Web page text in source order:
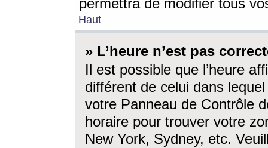
permettra de modifier tous
Haut
» L’heure n’est pas
Il est possible que l’heure
différent de celui dans
votre Panneau de Contrôle
horaire pour trouver votre
New York, Sydney, etc.